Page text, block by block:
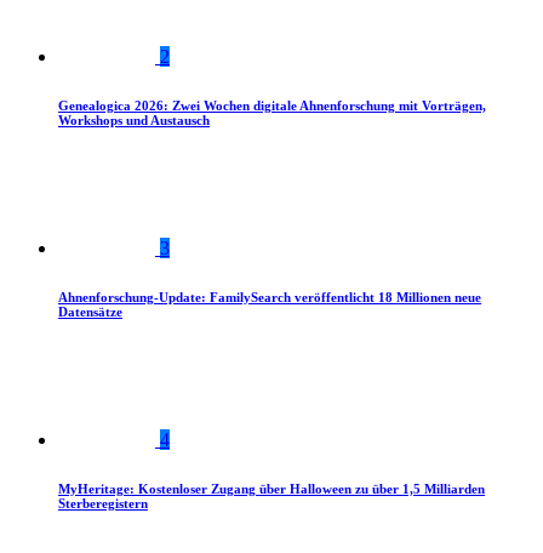
2
Genealogica 2026: Zwei Wochen digitale Ahnenforschung mit Vorträgen,
Workshops und Austausch
3
Ahnenforschung-Update: FamilySearch veröffentlicht 18 Millionen neue
Datensätze
4
MyHeritage: Kostenloser Zugang über Halloween zu über 1,5 Milliarden
Sterberegistern